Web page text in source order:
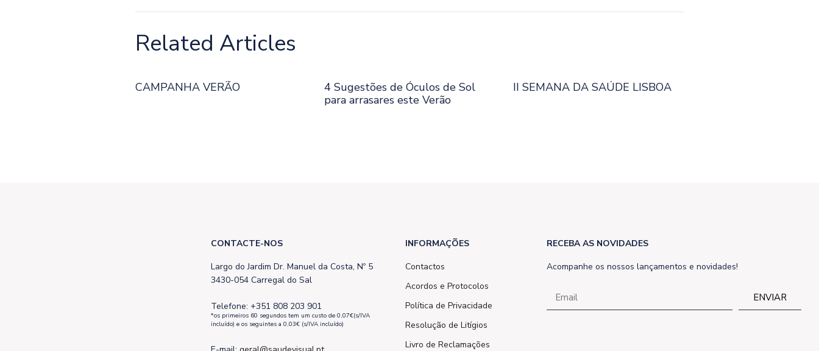
Related Articles
CAMPANHA VERÃO
4 Sugestões de Óculos de Sol
para arrasares este Verão
II SEMANA DA SAÚDE LISBOA
CONTACTE-NOS
Largo do Jardim Dr. Manuel da Costa, Nº 5
3430-054 Carregal do Sal
Telefone: +351 808 203 901
*os primeiros 60 segundos tem um custo de 0,07€(s/IVA
incluído) e os seguintes a 0,03€ (s/IVA incluído)
INFORMAÇÕES
Contactos
Acordos e Protocolos
Política de Privacidade
Resolução de Litígios
Livro de Reclamações
RECEBA AS NOVIDADES
Acompanhe os nossos lançamentos e novidades!
ENVIAR